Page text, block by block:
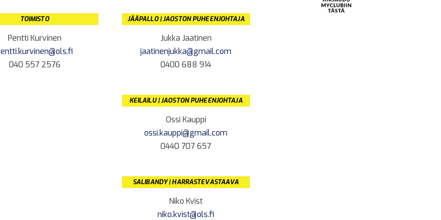
TOIMISTO
Pentti Kurvinen
040 557 2576
JÄÄPALLO | JAOSTON PUHEENJOHTAJA
Jukka Jaatinen
jaatinenjukka@gmail.com
0400 688 914
KEILAILU | JAOSTON PUHEENJOHTAJA
Ossi Kauppi
ossi.kauppi@gmail.com
0440 707 657
SALIBANDY | HARRASTEVASTAAVA
Niko Kvist
niko.kvist@ols.fi